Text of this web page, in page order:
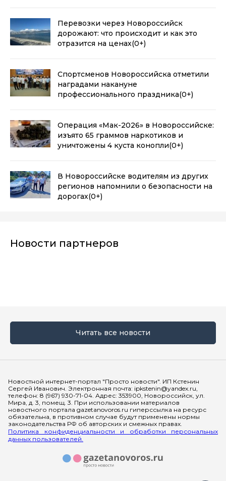
Перевозки через Новороссийск
дорожают: что происходит и как это
отразится на ценах(0+)
Спортсменов Новороссийска отметили
наградами накануне
профессионального праздника(0+)
Операция «Мак-2026» в Новороссийске:
изъято 65 граммов наркотиков и
уничтожены 4 куста конопли(0+)
В Новороссийске водителям из других
регионов напомнили о безопасности на
дорогах(0+)
Новости партнеров
Читать все новости
Новостной интернет-портал "Просто новости". ИП Кстенин
Сергей Иванович. Электронная почта: ipkstenin@yandex.ru,
телефон: 8 (967) 930-71-04. Адрес: 353900, Новороссийск, ул.
Мира, д. 3, помещ. 3. При использовании материалов
новостного портала gazetanovoros.ru гиперссылка на ресурс
обязательна, в противном случае будут применены нормы
законодательства РФ об авторских и смежных правах.
Политика конфиденциальности и обработки персональных
данных пользователей.